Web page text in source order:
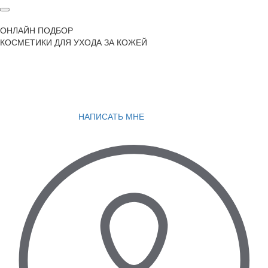
ОНЛАЙН ПОДБОР
КОСМЕТИКИ ДЛЯ УХОДА ЗА КОЖЕЙ
НАПИСАТЬ МНЕ